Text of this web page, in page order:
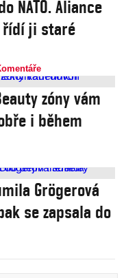
NATO. Aliance
řídí ji staré
zóny vám
i během
Grögerová
se zapsala do